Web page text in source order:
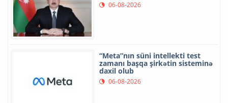
06-08-2026
“Meta”nın süni intellekti test
zamanı başqa şirkətin sisteminə
daxil olub
06-08-2026